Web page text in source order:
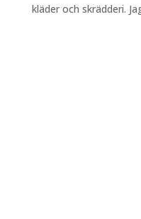
kläder och skrädderi.